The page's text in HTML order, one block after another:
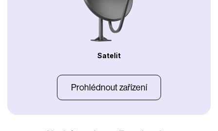
Satelit
Prohlédnout zařízení